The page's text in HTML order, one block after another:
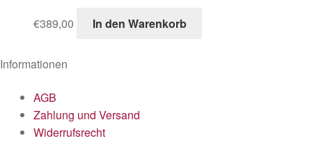
€389,00 In den Warenkorb
Informationen
AGB
Zahlung und Versand
Widerrufsrecht